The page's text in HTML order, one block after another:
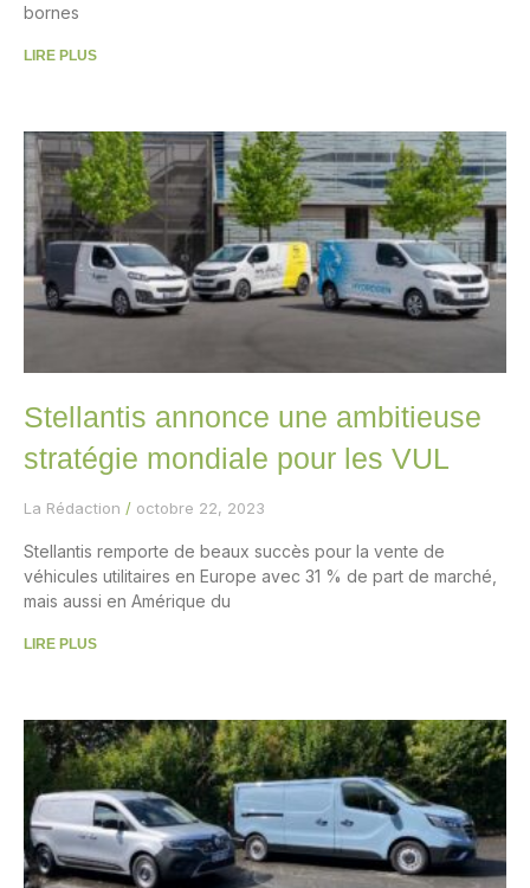
bornes
LIRE PLUS
Stellantis annonce une ambitieuse
stratégie mondiale pour les VUL
La Rédaction octobre 22, 2023
Stellantis remporte de beaux succès pour la vente de
véhicules utilitaires en Europe avec 31 % de part de marché,
mais aussi en Amérique du
LIRE PLUS